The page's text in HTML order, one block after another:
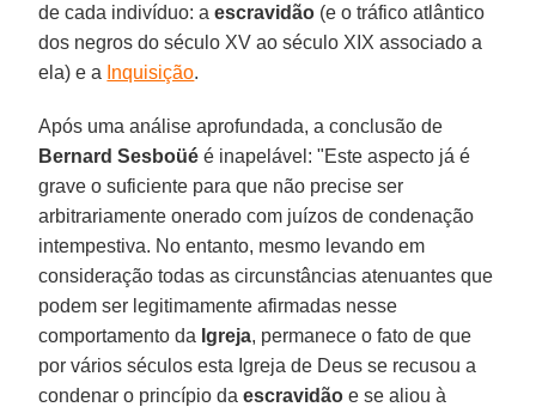
de cada indivíduo: aescravidão (e o tráfico atlântico
dos negros do século XV ao século XIX associado a
ela) e a Inquisição.
Após uma análise aprofundada, a conclusão de
Bernard Sesboüé é inapelável: "Este aspecto já é
grave o suficiente para que não precise ser
arbitrariamente onerado com juízos de condenação
intempestiva. No entanto, mesmo levando em
consideração todas as circunstâncias atenuantes que
podem ser legitimamente afirmadas nesse
comportamento da Igreja, permanece o fato de que
por vários séculos esta Igreja de Deus se recusou a
condenar o princípio daescravidão e se aliou à